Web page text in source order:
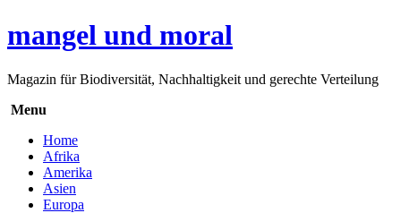
mangel und moral
Magazin für Biodiversität, Nachhaltigkeit und gerechte Verteilung
Menu
Home
Afrika
Amerika
Asien
Europa